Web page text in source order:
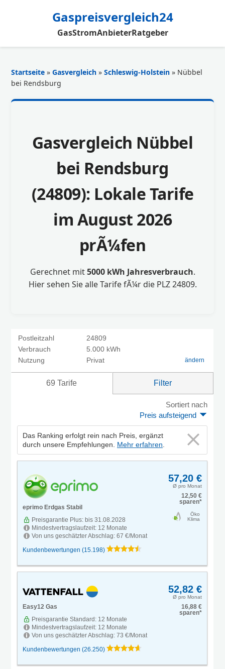
Gaspreisvergleich24
GasStromAnbieterRatgeber
Startseite »Gasvergleich »Schleswig-Holstein » Nübbel
bei Rendsburg
Gasvergleich Nübbel
bei Rendsburg
(24809): Lokale Tarife
im August 2026
prÃ¼fen
Gerechnet mit5000 kWh Jahresverbrauch.
Hier sehen Sie alle Tarife fÃ¼r die PLZ 24809.